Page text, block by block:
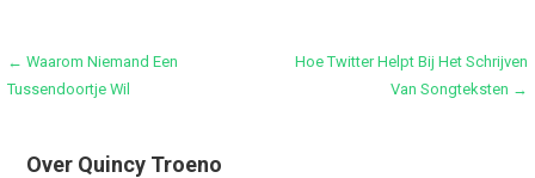
Bericht
← Waarom Niemand Een
Tussendoortje Wil
Hoe Twitter Helpt Bij Het Schrijven
Van Songteksten →
Over Quincy Troeno